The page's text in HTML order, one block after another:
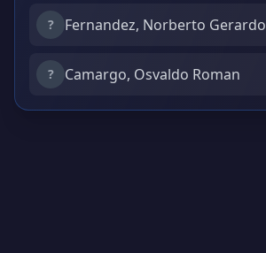
? Fernandez, Norberto Gerardo
? Camargo, Osvaldo Roman